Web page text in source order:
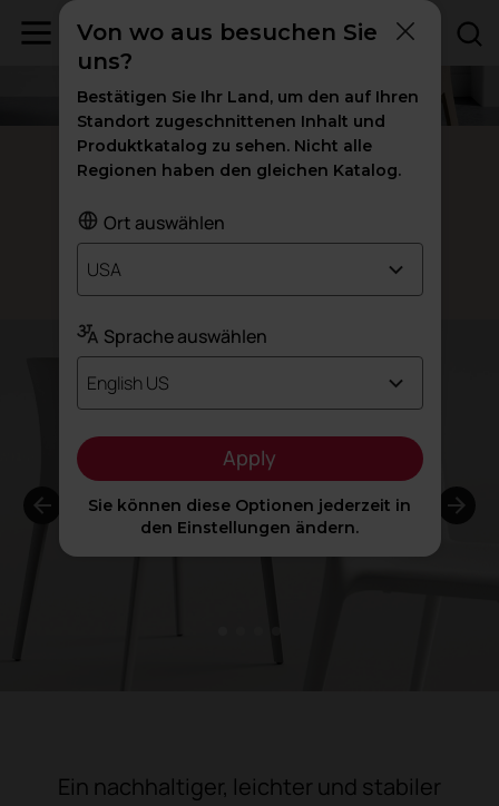
Fluit
Unser zu100% recycelter
Ein nachhaltiger, leichter und stabiler
Von wo aus besuchen Sie
uns?
Bestätigen Sie Ihr Land, um den auf Ihren
Standort zugeschnittenen Inhalt und
Produktkatalog zu sehen. Nicht alle
Regionen haben den gleichen Katalog.
Ort auswählen
USA
Sprache auswählen
English US
Apply
Sie können diese Optionen jederzeit in
den Einstellungen ändern.